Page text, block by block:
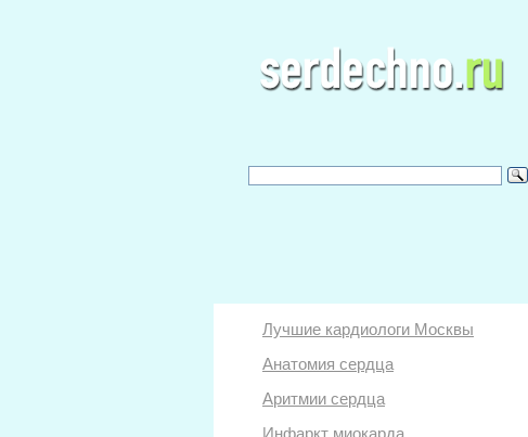
Лучшие кардиологи Москвы
Анатомия сердца
Аритмии сердца
Инфаркт миокарда